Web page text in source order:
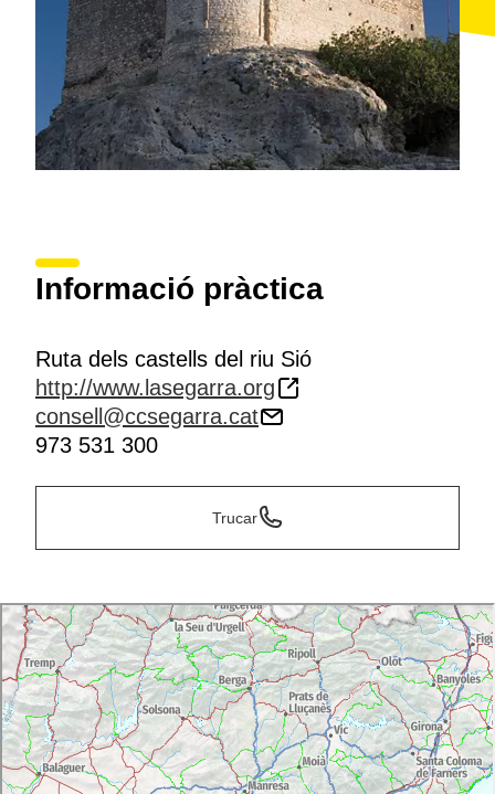
Informació pràctica
Ruta dels castells del riu Sió
http://www.lasegarra.org
consell@ccsegarra.cat
973 531 300
Trucar